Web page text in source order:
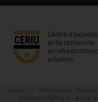
Aller
principal
Accueil
Bibliothèque -
Comment mettre en œuvre